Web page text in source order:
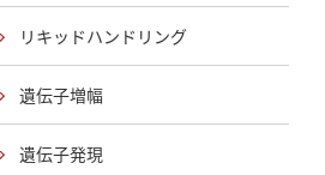
リキッドハンドリング
遺伝子増幅
遺伝子発現